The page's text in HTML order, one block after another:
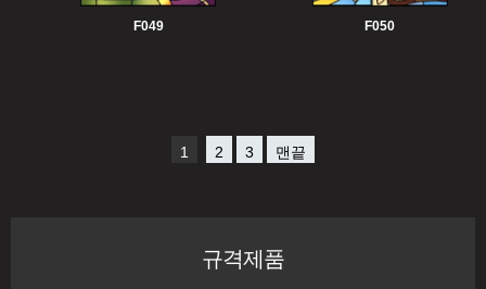
F049 F050
1 2 3 맨끝
규격제품